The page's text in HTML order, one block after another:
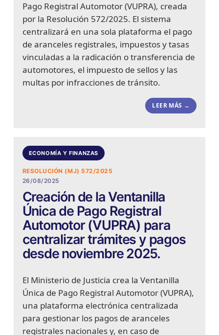
Pago Registral Automotor (VUPRA), creada
por la Resolución 572/2025. El sistema
centralizará en una sola plataforma el pago
de aranceles registrales, impuestos y tasas
vinculadas a la radicación o transferencia de
automotores, el impuesto de sellos y las
multas por infracciones de tránsito.
LEER MÁS →
ECONOMÍA Y FINANZAS
RESOLUCIÓN (MJ) 572/2025
26/08/2025
Creación de la Ventanilla
Única de Pago Registral
Automotor (VUPRA) para
centralizar trámites y pagos
desde noviembre 2025.
El Ministerio de Justicia crea la Ventanilla
Única de Pago Registral Automotor (VUPRA),
una plataforma electrónica centralizada
para gestionar los pagos de aranceles
registrales nacionales y, en caso de